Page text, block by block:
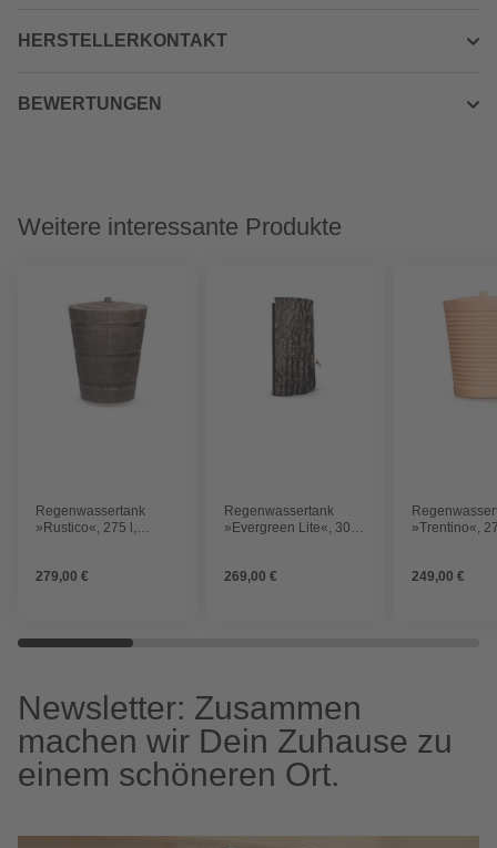
HERSTELLERKONTAKT
BEWERTUNGEN
Weitere interessante Produkte
Regenwassertank
»Rustico«, 275 l,
279,00 €
Regenwassertank
»Evergreen Lite«, 300
269,00 €
»Trentino«,
249,00 €
Newsletter: Zusammen
machen wir Dein Zuhause zu
einem schöneren Ort.